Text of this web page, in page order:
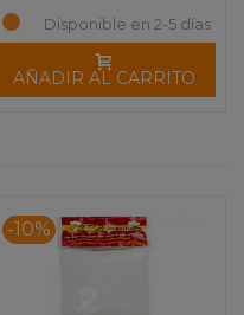
Disponible en 2-5 días
AÑADIR AL CARRITO
-10%